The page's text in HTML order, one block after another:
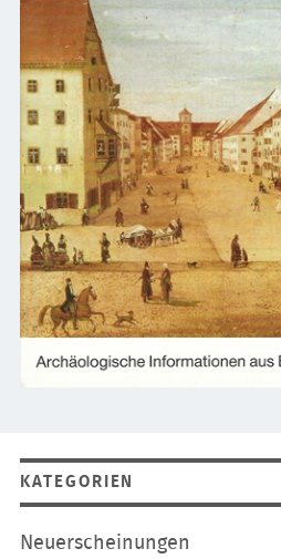
KATEGORIEN
Navigation
Neuerscheinungen